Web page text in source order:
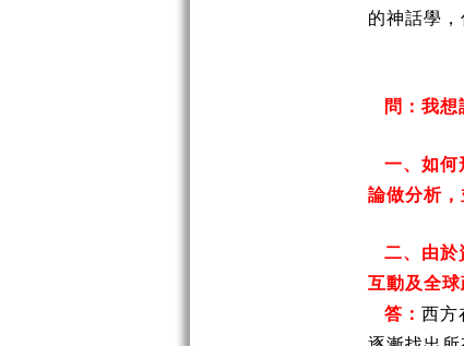
的神話學，
問： 我想
一、如何
論做分析
二、由於
互動及全
答： 西方